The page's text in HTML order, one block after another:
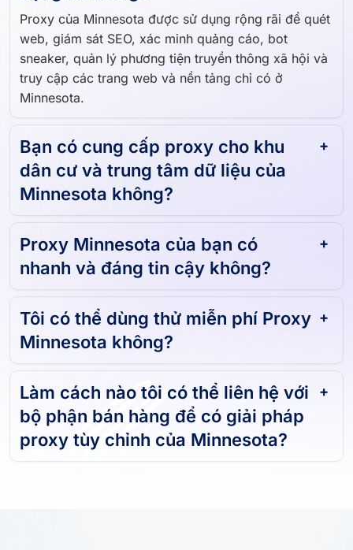
Proxy của Minnesota được sử dụng rộng rãi để quét
web, giám sát SEO, xác minh quảng cáo, bot
sneaker, quản lý phương tiện truyền thông xã hội và
truy cập các trang web và nền tảng chỉ có ở
Minnesota.
Bạn có cung cấp proxy cho khu
dân cư và trung tâm dữ liệu của
Minnesota không?
Proxy Minnesota của bạn có
nhanh và đáng tin cậy không?
Tôi có thể dùng thử miễn phí Proxy
Minnesota không?
Làm cách nào tôi có thể liên hệ với
bộ phận bán hàng để có giải pháp
proxy tùy chỉnh của Minnesota?